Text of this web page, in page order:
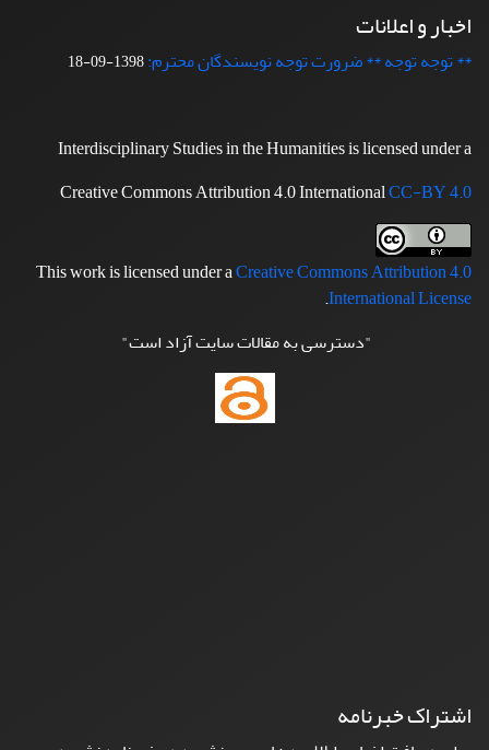
اخبار و اعلانات
** توجه توجه ** ضرورت توجه نویسندگان محترم:1398-09-18
Interdisciplinary Studies in the Humanities is licensed under a
Creative Commons Attribution 4.0 InternationalCC-BY 4.0
This work is licensed under aCreative Commons Attribution 4.0
International License
.
"دسترسی به مقالات سایت آزاد است"
اشتراک خبرنامه